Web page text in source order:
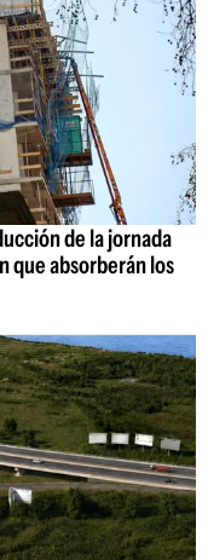
de la jornada
que absorberán los